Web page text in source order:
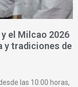
el Milcao 2026
y tradiciones de
las 10:00 horas,